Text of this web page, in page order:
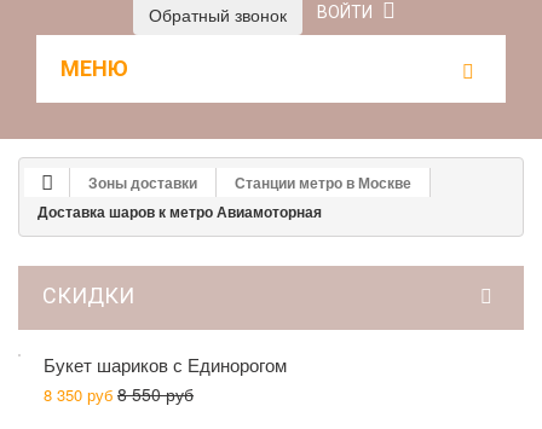
Обратный звонок ВОЙТИ
МЕНЮ
Зоны доставки
Станции метро в Москве
Доставка шаров к метро Авиамоторная
СКИДКИ
Букет шариков с Единорогом
8 350 руб 8 550 руб